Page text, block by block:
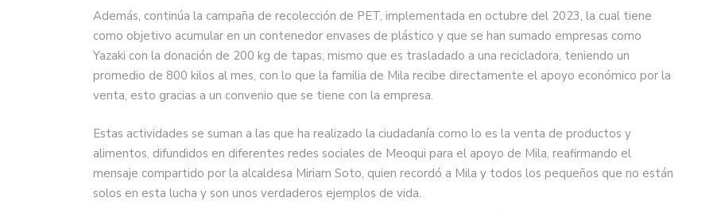
Además, continúa la campaña de recolección de PET, implementada en octubre del 2023, la cual tiene
como objetivo acumular en un contenedor envases de plástico y que se han sumado empresas como
Yazaki con la donación de 200 kg de tapas, mismo que es trasladado a una recicladora, teniendo un
promedio de 800 kilos al mes, con lo que la familia de Mila recibe directamente el apoyo económico por la
venta, esto gracias a un convenio que se tiene con la empresa.
Estas actividades se suman a las que ha realizado la ciudadanía como lo es la venta de productos y
alimentos, difundidos en diferentes redes sociales de Meoqui para el apoyo de Mila, reafirmando el
mensaje compartido por la alcaldesa Miriam Soto, quien recordó a Mila y todos los pequeños que no están
solos en esta lucha y son unos verdaderos ejemplos de vida.